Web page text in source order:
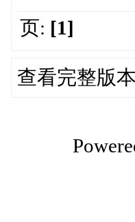
页: [1]
查看完整版